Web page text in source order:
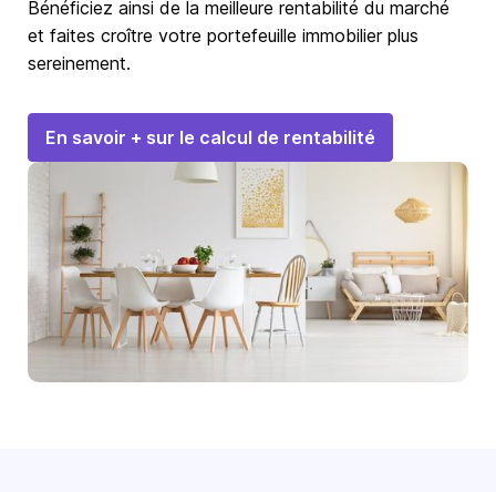
Bénéficiez ainsi de la meilleure rentabilité du marché
et faites croître votre portefeuille immobilier plus
sereinement.
En savoir + sur le calcul de rentabilité